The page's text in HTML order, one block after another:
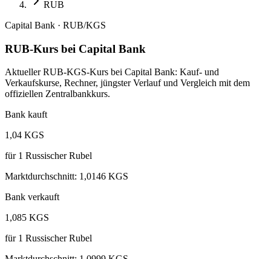
RUB
Capital Bank · RUB/KGS
RUB-Kurs bei Capital Bank
Aktueller RUB-KGS-Kurs bei Capital Bank: Kauf- und
Verkaufskurse, Rechner, jüngster Verlauf und Vergleich mit dem
offiziellen Zentralbankkurs.
Bank kauft
1,04 KGS
für1 Russischer Rubel
Marktdurchschnitt: 1,0146 KGS
Bank verkauft
1,085 KGS
für1 Russischer Rubel